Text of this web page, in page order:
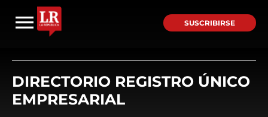
SUSCRIBIRSE
DIRECTORIO REGISTRO ÚNICO
EMPRESARIAL